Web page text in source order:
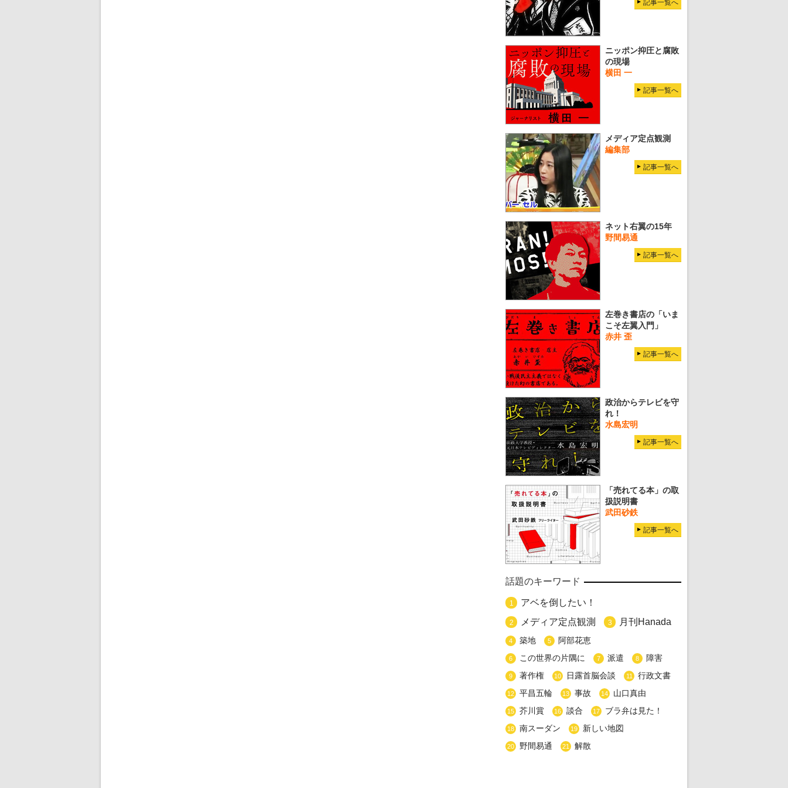
記事一覧へ
ニッポン抑圧と腐敗
の現場
横田 一
記事一覧へ
メディア定点観測
編集部
記事一覧へ
ネット右翼の15年
野間易通
記事一覧へ
左巻き書店の「いま
こそ左翼入門」
赤井 歪
記事一覧へ
政治からテレビを守
れ！
水島宏明
記事一覧へ
「売れてる本」の取
扱説明書
武田砂鉄
記事一覧へ
話題のキーワード
1 アベを倒したい！
2 メディア定点観測 3 月刊Hanada
4 築地 5 阿部花恵
6 この世界の片隅に 7 派遣 8 障害
9 著作権 10 日露首脳会談 11 行政文書
12 平昌五輪 13 事故 14 山口真由
15 芥川賞 16 談合 17 ブラ弁は見た！
18 南スーダン 19 新しい地図
20 野間易通 21 解散